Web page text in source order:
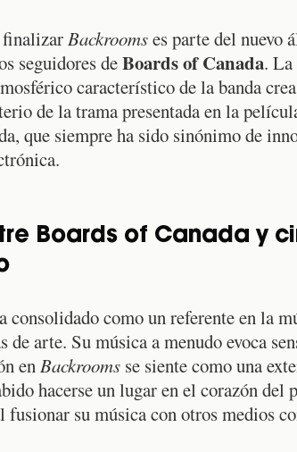
finalizarBackroomses parte del nuevo
seguidores deBoards of Canada.
característico de la banda
de la trama presentada en la
que siempre ha sido sinónimo de
Boards of Canada y
consolidado como un referente en la
de arte. Su música a menudo evoca
enBackrooms se siente como una
hacerse un lugar en el corazón del
fusionar su música con otros medios